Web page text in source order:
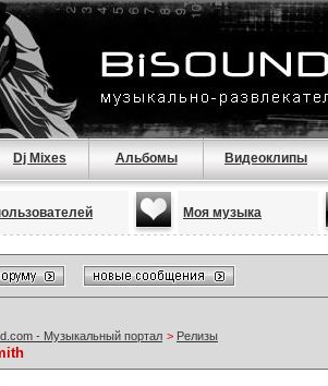
Dj Mixes Альбомы Видеоклипы
Моя музыка
- Музыкальный портал > Релизы